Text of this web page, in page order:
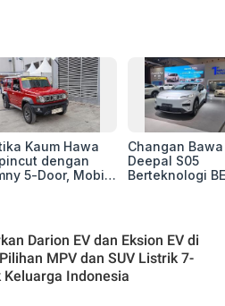
Kaum Hawa
dengan
5-Door, Mobil
Changan Bawa
Deepal S05
Berteknologi
Darion EV dan Eksion EV di
MPV dan SUV Listrik 7-
Indonesia